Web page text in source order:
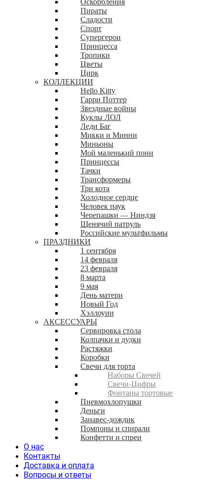
Пираты
Сладости
Спорт
Супергерои
Принцесса
Тропики
Цветы
Цирк
КОЛЛЕКЦИИ
Hello Kitty
Гарри Поттер
Звездные войны
Куклы ЛОЛ
Леди Баг
Микки и Минни
Миньоны
Мой маленький пони
Принцессы
Тачки
Трансформеры
Три кота
Холодное сердце
Человек паук
Черепашки — Ниндзя
Щенячий патруль
Российские мультфильмы
ПРАЗДНИКИ
1 сентября
14 февраля
23 февраля
8 марта
9 мая
День матери
Новый Год
Хэллоуин
АКСЕССУАРЫ
Сервировка стола
Колпачки и дудки
Растяжки
Коробки
Свечи для торта
Наборы Свечей
Свечи-Цифры
Фонтаны тортовые
Пневмохлопушки
Деньги
Занавес-дождик
Помпоны и спирали
Конфетти и спреи
О нас
Контакты
Доставка и оплата
Вопросы и ответы